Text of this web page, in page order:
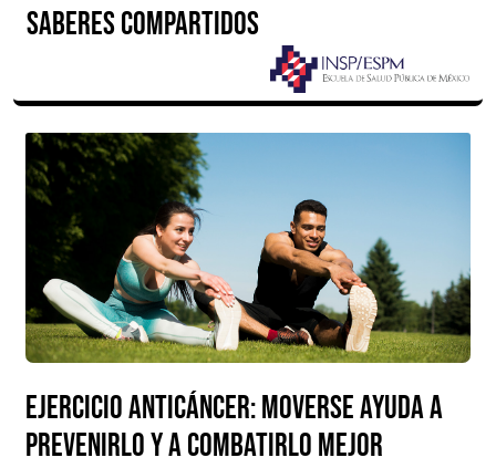
SABERES COMPARTIDOS
Ejercicio anticáncer: moverse ayuda a
prevenirlo y a combatirlo mejor